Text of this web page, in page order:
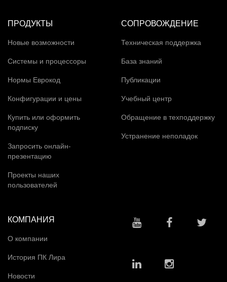
ПРОДУКТЫ
Новые возможности
Системы и процессоры
Нормы Еврокод
Конфигурации и цены
Купить или оформить
подписку
Запросить онлайн-
презентацию
Проекты наших
пользователей
СОПРОВОЖДЕНИЕ
Техническая поддержка
База знаний
Публикации
Учебный центр
Обращение в техподдержку
Устранение неполадок
КОМПАНИЯ
О компании
История ПК Лира
Новости